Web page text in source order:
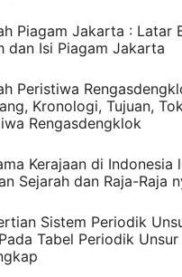
Piagam Jakarta : Latar
dan Isi Piagam Jakarta
Peristiwa
Kronologi, Tujuan,
Rengasdengklok
Kerajaan di Indonesia
Sejarah dan Raja-Raja
Sistem Periodik
Tabel Periodik Unsur